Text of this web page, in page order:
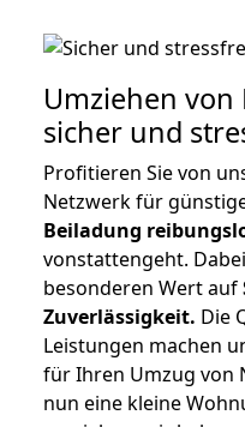
Umziehen von
sicher und
Profitieren Sie von
Netzwerk für
Beiladung
vonstattengeht.
besonderen Wert auf
Zuverlässigkeit. Die
Leistungen machen
für Ihren Umzug von
nun eine kleine